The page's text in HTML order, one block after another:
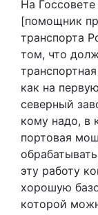
На
[помощник
транспорта
том, что
как на
северный
кому надо, в
портовая
эту работу
хорошую
которой